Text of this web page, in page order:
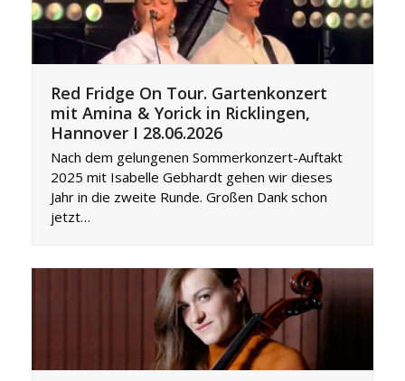
Red Fridge On Tour. Gartenkonzert
mit Amina & Yorick in Ricklingen,
Hannover I 28.06.2026
Nach dem gelungenen Sommerkonzert-Auftakt
2025 mit Isabelle Gebhardt gehen wir dieses
Jahr in die zweite Runde. Großen Dank schon
jetzt…